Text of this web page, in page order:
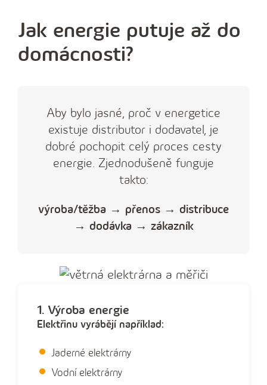
Jak energie putuje až do
domácnosti?
Aby bylo jasné, proč v energetice
existuje distributor i dodavatel, je
dobré pochopit celý proces cesty
energie. Zjednodušeně funguje
takto:
výroba/těžba → přenos → distribuce
→ dodávka → zákazník
1. Výroba energie
Elektřinu vyrábějí například:
Jaderné elektrárny
Vodní elektrárny